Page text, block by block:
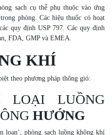
sạch cụ thể phụ thuộc vào ứng
phòng. Các hiệu thuốc có hoạt
quy định USP 797. Các quy định
FDA, GMP và EMEA.
KHÍ
theo phương pháp thông gió:
LOẠI LUỒNG
HƯỚNG
loạn’, phòng sạch luồng không khí